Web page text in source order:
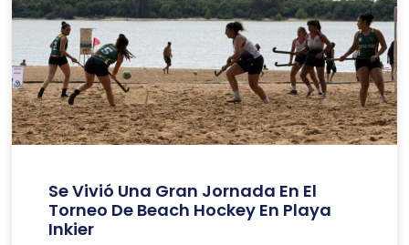
Se Vivió Una Gran Jornada En El
Torneo De Beach Hockey En Playa
Inkier